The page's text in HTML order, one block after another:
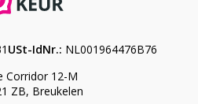
Corridor 12-M
ZB, Breukelen
USt-IdNr.: NL001964476B76